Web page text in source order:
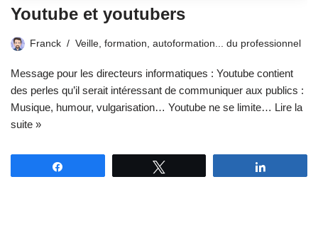
Youtube et youtubers
Franck Veille, formation, autoformation... du professionnel
Message pour les directeurs informatiques : Youtube contient
des perles qu’il serait intéressant de communiquer aux publics :
Musique, humour, vulgarisation… Youtube ne se limite… Lire la
suite »